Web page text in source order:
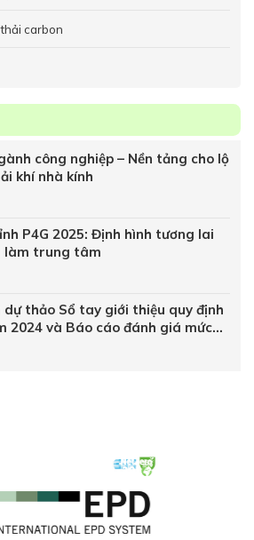
carbon
công nghiệp – Nền tảng cho lộ
khí nhà kính
P4G 2025: Định hình tương lai
làm trung tâm
thảo Sổ tay giới thiệu quy định
2024 và Báo cáo đánh giá mức
doanh nghiệp